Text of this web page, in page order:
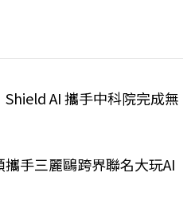
AI 攜手中科院完成無
手三麗鷗跨界聯名大玩AI